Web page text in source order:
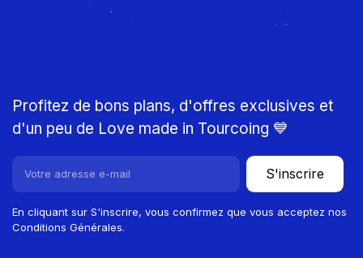
Rejoignez le Club
Profitez de bons plans, d'offres exclusives et
d'un peu de Love made in Tourcoing 💙
S'inscrire
En cliquant sur S'inscrire, vous confirmez que vous acceptez nos
Conditions Générales.